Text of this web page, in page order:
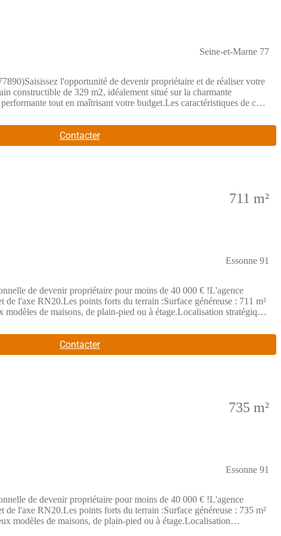
Seine-et-Marne 77
l'opportunité de devenir propriétaire et de réaliser votre
constructible de 329 m2, idéalement situé sur la charmante
tout en maîtrisant votre budget.Les caractéristiques de ce
et parfaitement ouverte sur son espace extérieur.Superficie
à entretenir.Un cadre de vie paisible et authentique au quotidien
Gâtinais Français :Écoles et Vie locale : Infrastructures scolaires
et Mobilité : Accès routiers aisés vers les grands axes
réseaux de transports d'Île-de-France
Contacter
711 m²
Essonne 91
de devenir propriétaire pour moins de 40 000 € !L'agence
l'axe RN20.Les points forts du terrain :Surface généreuse : 711 m²
de maisons, de plain-pied ou à étage.Localisation stratégique
une maison basse consommation, performante et personnalisée.
nous pour une étude gratuite :Maisons BALENCY - Agence
Contacter
735 m²
Essonne 91
de devenir propriétaire pour moins de 40 000 € !L'agence
l'axe RN20.Les points forts du terrain :Surface généreuse : 735 m²
modèles de maisons, de plain-pied ou à étage.Localisation